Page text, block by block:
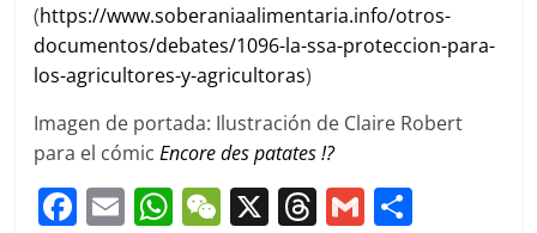
(https://www.soberaniaalimentaria.info/otros-
documentos/debates/1096-la-ssa-proteccion-para-
los-agricultores-y-agricultoras)
Imagen de portada: Ilustración de Claire Robert
para el cómicEncore des patates !?
F E W W X T G